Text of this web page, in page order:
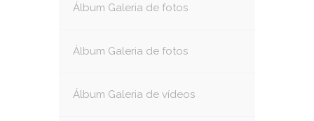
Álbum Galeria de fotos
Álbum Galeria de fotos
Álbum Galeria de vídeos